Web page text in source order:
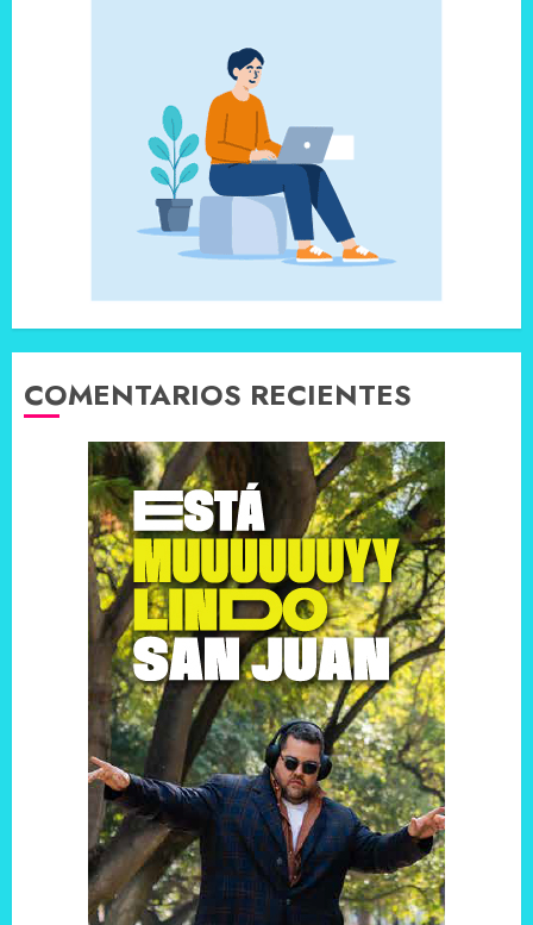
COMENTARIOS RECIENTES